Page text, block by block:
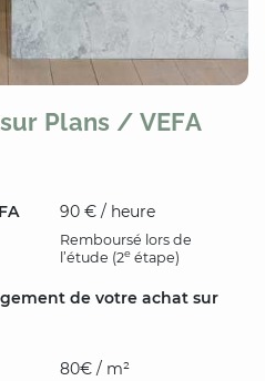
Plans / VEFA
90 € / heure
Remboursé lors de
l’étude (2e étape)
de votre achat sur
80€ / m²